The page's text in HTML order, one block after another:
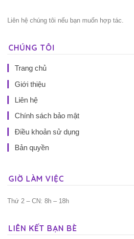
Liên hệ chúng tôi nếu bạn muốn hợp tác.
CHÚNG TÔI
Trang chủ
Giới thiệu
Liên hệ
Chính sách bảo mật
Điều khoản sử dụng
Bản quyền
GIỜ LÀM VIỆC
Thứ 2 – CN: 8h – 18h
LIÊN KẾT BẠN BÈ